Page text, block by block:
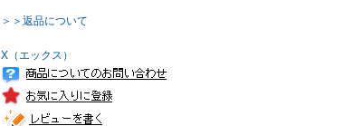
＞＞返品について
X（エックス）